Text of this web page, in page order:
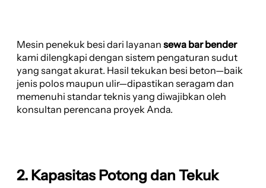
Mesin penekuk besi dari layanan sewa bar bender
kami dilengkapi dengan sistem pengaturan sudut
yang sangat akurat. Hasil tekukan besi beton—baik
jenis polos maupun ulir—dipastikan seragam dan
memenuhi standar teknis yang diwajibkan oleh
konsultan perencana proyek Anda.
2. Kapasitas Potong dan Tekuk